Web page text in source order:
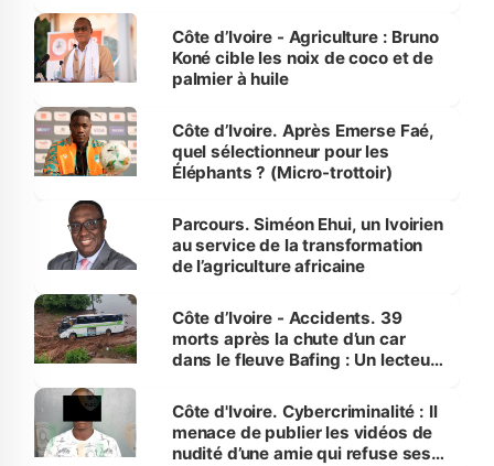
Côte d’Ivoire - Agriculture : Bruno
Koné cible les noix de coco et de
palmier à huile
Côte d’Ivoire. Après Emerse Faé,
quel sélectionneur pour les
Éléphants ? (Micro-trottoir)
Parcours. Siméon Ehui, un Ivoirien
au service de la transformation
de l’agriculture africaine
Côte d’Ivoire - Accidents. 39
morts après la chute d’un car
dans le fleuve Bafing : Un lecteur
des Transports
Côte d'Ivoire. Cybercriminalité : Il
menace de publier les vidéos de
nudité d’une amie qui refuse ses